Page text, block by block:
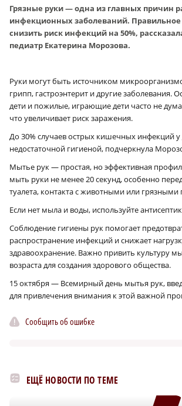
Грязные руки — одна из главных причин
инфекционных заболеваний.
снизить риск инфекций на 50%,
педиатр Екатерина Морозова.
Руки могут быть источником
грипп, гастроэнтерит и другие заболевания.
дети и пожилые, играющие дети часто не
что увеличивает риск заражения.
До 30% случаев острых кишечных инфекций у
недостаточной гигиеной, подчеркнула
Мытье рук — простая, но эффективная
мыть руки не менее 20 секунд, особенно
туалета, контакта с животными или грязными
Если нет мыла и воды, используйте
Соблюдение гигиены рук помогает
распространение инфекций и снижает
здравоохранение. Важно привить культуру
возраста для создания здорового общества.
15 октября — Всемирный день мытья рук,
для привлечения внимания к этой важной
Сообщить об ошибке
ЕЩЁ НОВОСТИ ПО ТЕМЕ